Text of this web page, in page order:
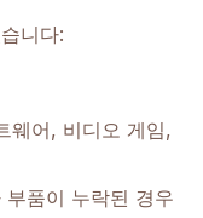
니다:
웨어, 비디오 게임,
품이 누락된 경우